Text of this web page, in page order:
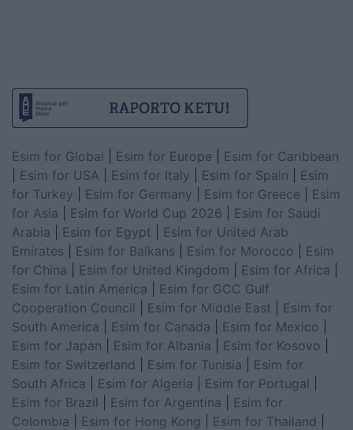
Esim for Global Esim for Europe
Esim for Caribbean
Esim for USA Esim for Italy Esim for Spain
Esim
for Turkey
Esim for Germany Esim for Greece
Esim
for Asia
Esim for World Cup 2026
Esim for Saudi
Arabia
Esim for Egypt
Esim for United Arab
Emirates
Esim for Balkans Esim for Morocco
Esim
for China
Esim for United Kingdom Esim for Africa
Esim for Latin America
Esim for GCC Gulf
Cooperation Council
Esim for Middle East
Esim for
South America
Esim for Canada Esim for Mexico
Esim for Japan
Esim for Albania Esim for Kosovo
Esim for Switzerland
Esim for Tunisia
Esim for
South Africa
Esim for Algeria Esim for Portugal
Esim for Brazil
Esim for Argentina
Esim for
Colombia
Esim for Hong Kong Esim for Thailand